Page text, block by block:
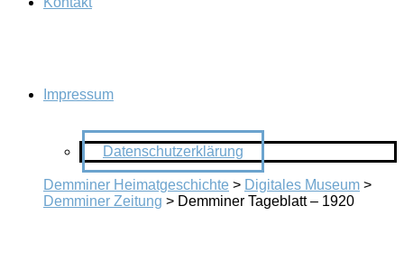
Impressum
Datenschutzerklärung
Demminer Heimatgeschichte > Digitales Museum >
Demminer Zeitung > Demminer Tageblatt – 1920